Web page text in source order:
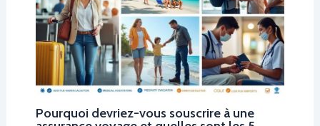
Pourquoi devriez-vous souscrire à une